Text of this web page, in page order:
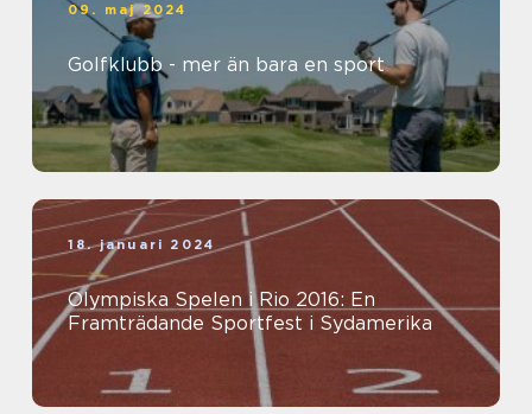
09. maj 2024
Golfklubb - mer än bara en sport
18. januari 2024
Olympiska Spelen i Rio 2016: En
Framträdande Sportfest i Sydamerika